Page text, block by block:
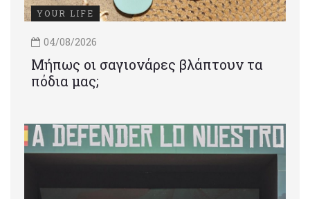
YOUR LIFE
04/08/2026
Μήπως οι σαγιονάρες βλάπτουν τα
πόδια μας;